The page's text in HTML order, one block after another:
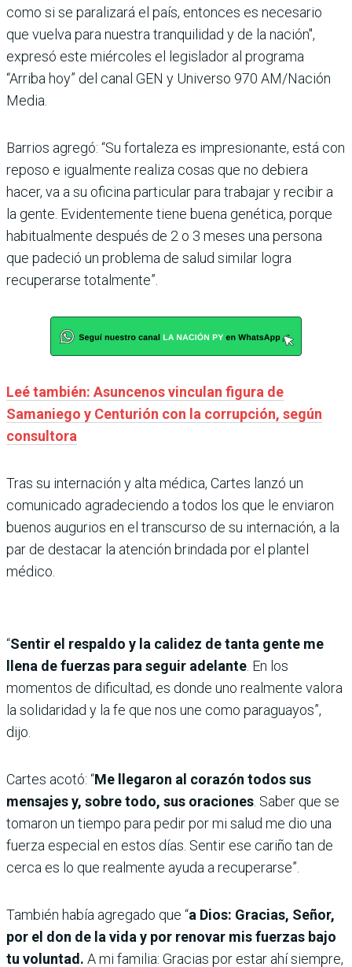
como si se paralizará el país, entonces es necesario
que vuelva para nuestra tranquilidad y de la nación",
expresó este miércoles el legislador al programa
“Arriba hoy” del canal GEN y Universo 970 AM/Nación
Media.
Barrios agregó: “Su fortaleza es impresionante, está con
reposo e igualmente realiza cosas que no debiera
hacer, va a su oficina particular para trabajar y recibir a
la gente. Evidentemente tiene buena genética, porque
habitualmente después de 2 o 3 meses una persona
que padeció un problema de salud similar logra
recuperarse totalmente”.
Leé también: Asuncenos vinculan figura de
Samaniego y Centurión con la corrupción, según
consultora
Tras su internación y alta médica, Cartes lanzó un
comunicado agradeciendo a todos los que le enviaron
buenos augurios en el transcurso de su internación, a la
par de destacar la atención brindada por el plantel
médico.
“Sentir el respaldo y la calidez de tanta gente me
llena de fuerzas para seguir adelante. En los
momentos de dificultad, es donde uno realmente valora
la solidaridad y la fe que nos une como paraguayos”,
dijo.
Cartes acotó: “Me llegaron al corazón todos sus
mensajes y, sobre todo, sus oraciones. Saber que se
tomaron un tiempo para pedir por mi salud me dio una
fuerza especial en estos días. Sentir ese cariño tan de
cerca es lo que realmente ayuda a recuperarse”.
También había agregado que “a Dios: Gracias, Señor,
por el don de la vida y por renovar mis fuerzas bajo
tu voluntad. A mi familia: Gracias por estar ahí siempre,